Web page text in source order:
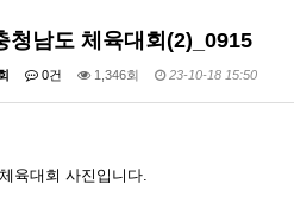
청남도 체육대회(2)_0915
0건 1,346회 23-10-18 15:50
육대회 사진입니다.